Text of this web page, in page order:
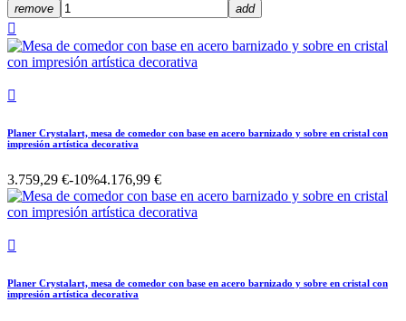
remove add


Planer Crystalart, mesa de comedor con base en acero barnizado y sobre en cristal con
impresión artística decorativa
3.759,29 €-10%4.176,99 €

Planer Crystalart, mesa de comedor con base en acero barnizado y sobre en cristal con
impresión artística decorativa